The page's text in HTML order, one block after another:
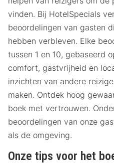
vinden. Bij HotelSpecials
beoordelingen van gasten
hebben verbleven. Elke
tussen 1 en 10, gebaseerd
comfort, gastvrijheid en
inzichten van andere
maken. Ontdek hoog
boek met vertrouwen.
beoordelingen van onze
als de omgeving.
Onze tips voor het